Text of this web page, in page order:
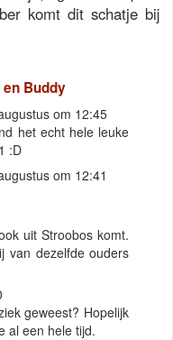
komt dit schatje bij
Buddy
om 12:45
het echt hele leuke
:D
om 12:41
uit Stroobos komt.
van dezelfde ouders
geweest? Hopelijk
al een hele tijd.